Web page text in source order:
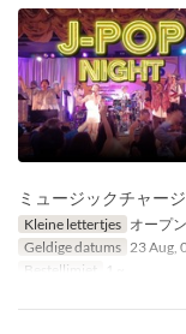
ミュージックチャー
Kleine lettertjes オープ
Geldige datums 23 Aug,
Bestellimiet
1 ~